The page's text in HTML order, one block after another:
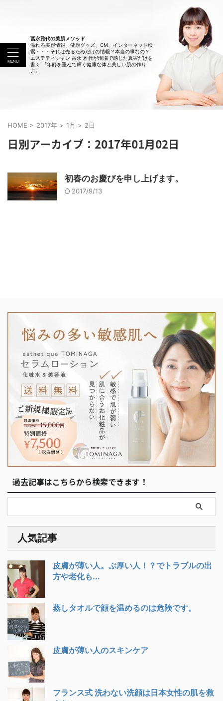
冨永雅代の美肌メソッド
溢れる美容情報、健康グッズ、CM、インターネット検
索・・・それは売るためだけの情報？本当の事なの？
エステティシャン 富永 雅代が現場で感じた真実だけを
書く 『年齢を重ねて輝く健康な体と美しい肌の作り
方』
HOME > 2017年 > 1月 > 2日
日別アーカイブ：2017年01月02日
初春のお慶びを申し上げます。
2017/9/13
過去記事はこちらから検索できます！
人気記事
皮膚が薄い人。ぶ厚い人！？でトラブルの出
方や老化も...
蒸しタオルで顔を温めるのは危険です。
皮膚が薄い人のスキンケア
フランス式 洗わない洗顔は日本女性の肌を救